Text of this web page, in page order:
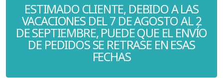
ESTIMADO CLIENTE, DEBIDO A LAS
VACACIONES DEL 7 DE AGOSTO AL 2
DE SEPTIEMBRE, PUEDE QUE EL ENVÍO
DE PEDIDOS SE RETRASE EN ESAS
FECHAS